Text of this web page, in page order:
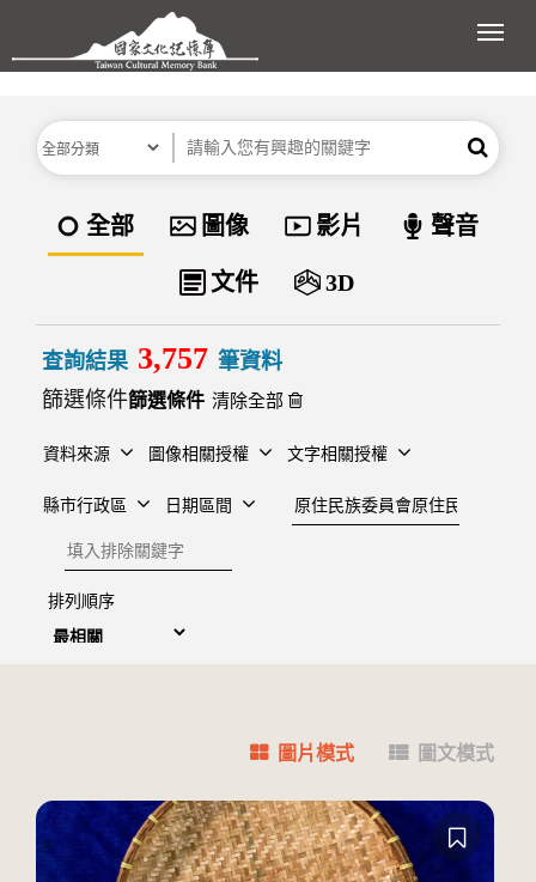
跳到主要內容區塊
展
分類 關鍵字 搜尋
資料類型
全部 圖像 影片 聲音
文件 3D
查詢結果 3,757 筆資料
篩選條件
清除全部
資料來源 圖像相關授權 文字相關授權
縣市行政區 日期區間
建檔單位
排除關鍵字
排列順序
圖片模式 圖文模式